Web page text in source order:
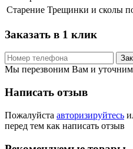
Старение Трещинки и сколы
Заказать в 1 клик
Мы перезвоним Вам и уточним
Написать отзыв
Пожалуйста авторизируйтесь
перед тем как написать отзыв